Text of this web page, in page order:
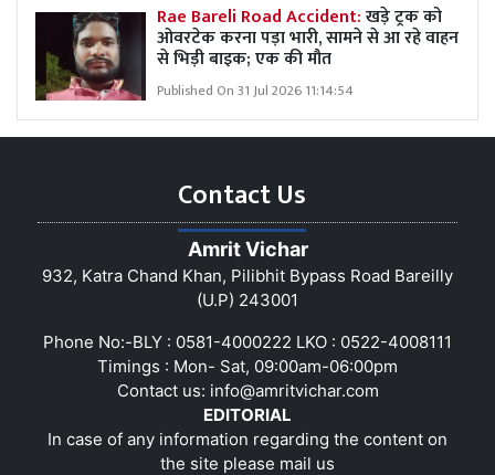
Rae Bareli Road Accident:खड़े ट्रक को
ओवरटेक करना पड़ा भारी, सामने से आ रहे वाहन
से भिड़ी बाइक; एक की मौत
Published On 31 Jul 2026 11:14:54
Contact Us
Amrit Vichar
932, Katra Chand Khan, Pilibhit Bypass Road Bareilly
(U.P) 243001
Phone No:-BLY : 0581-4000222 LKO : 0522-4008111
Timings : Mon- Sat, 09:00am-06:00pm
Contact us: info@amritvichar.com
EDITORIAL
In case of any information regarding the content on
the site please mail us